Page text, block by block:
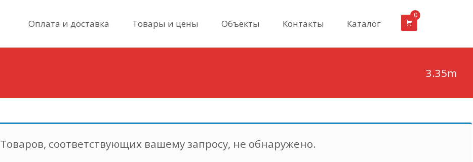
content
Оплата и доставка Товары и цены Объекты Контакты Каталог
0
3.35m
Товаров, соответствующих вашему запросу, не обнаружено.